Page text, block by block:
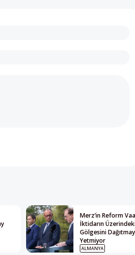
Merz’in Reform
İktidarın
Gölgesini
Yetmiyor
ALMANYA